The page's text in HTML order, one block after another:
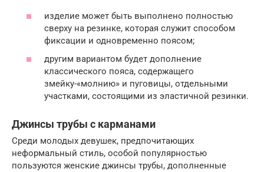
изделие может быть выполнено полностью
сверху на резинке, которая служит способом
фиксации и одновременно поясом;
другим вариантом будет дополнение
классического пояса, содержащего
змейку-«молнию» и пуговицы, отдельными
участками, состоящими из эластичной резинки.
Джинсы трубы с карманами
Среди молодых девушек, предпочитающих
неформальный стиль, особой популярностью
пользуются женские джинсы трубы, дополненные